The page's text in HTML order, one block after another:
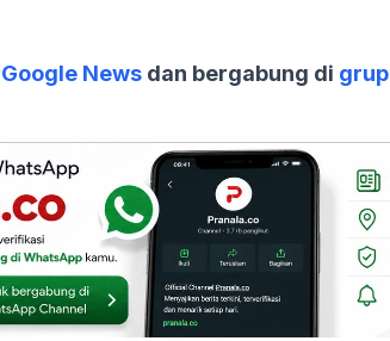
Google News dan bergabung di grup